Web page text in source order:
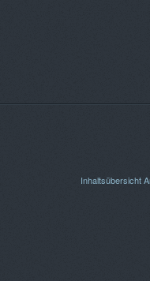
Inhaltsübersicht